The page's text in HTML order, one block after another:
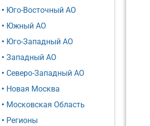
Юго-Восточный АО
Южный АО
Юго-Западный АО
Западный АО
Северо-Западный АО
Новая Москва
Московская Область
Регионы